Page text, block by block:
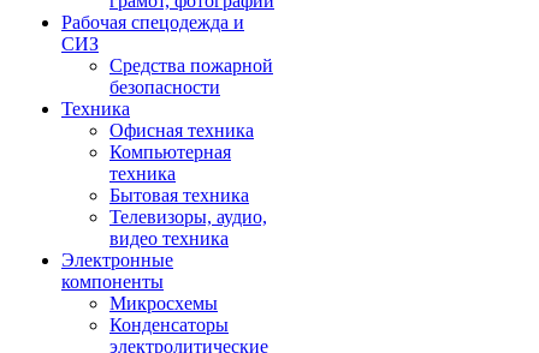
Рабочая спецодежда и
СИЗ
Средства пожарной
безопасности
Техника
Офисная техника
Компьютерная
техника
Бытовая техника
Телевизоры, аудио,
видео техника
Электронные
компоненты
Микросхемы
Конденсаторы
электролитические